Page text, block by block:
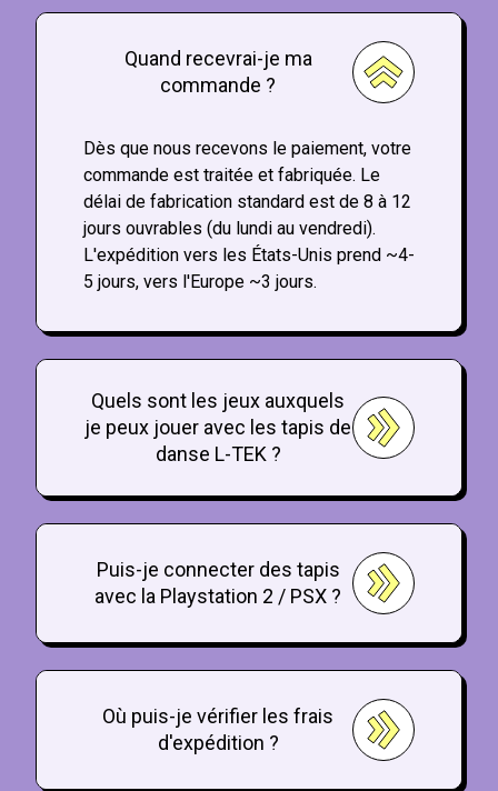
Quand recevrai-je ma
commande ?
Dès que nous recevons le paiement, votre
commande est traitée et fabriquée. Le
délai de fabrication standard est de 8 à 12
jours ouvrables (du lundi au vendredi).
L'expédition vers les États-Unis prend ~4-
5 jours, vers l'Europe ~3 jours.
Quels sont les jeux auxquels
je peux jouer avec les tapis de
danse L-TEK ?
Puis-je connecter des tapis
avec la Playstation 2 / PSX ?
Où puis-je vérifier les frais
d'expédition ?